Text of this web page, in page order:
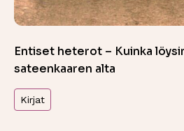
Entiset heterot – Kuinka
sateenkaaren alta
Kirjat